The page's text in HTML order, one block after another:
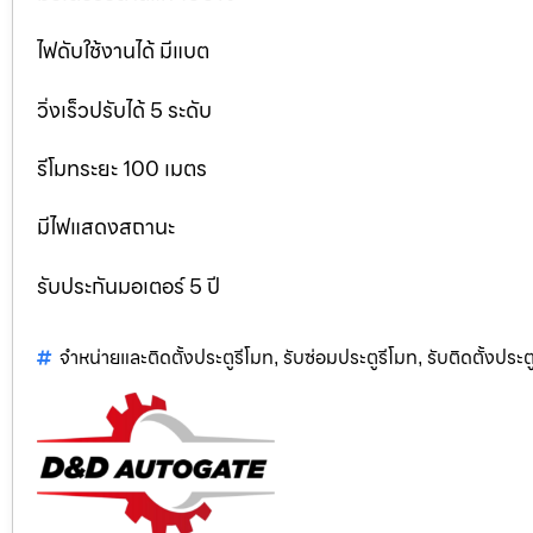
ไฟดับใช้งานได้ มีแบต
วิ่งเร็วปรับได้ 5 ระดับ
รีโมทระยะ 100 เมตร
มีไฟแสดงสถานะ
รับประกันมอเตอร์ 5 ปี
จำหน่ายและติดตั้งประตูรีโมท, รับซ่อมประตูรีโมท, รับติดตั้งประ